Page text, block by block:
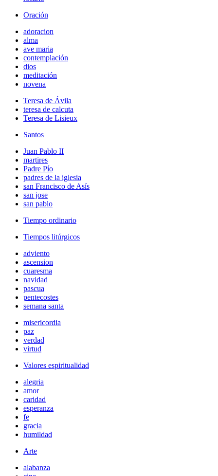
Oración
adoracion
alma
ave maria
contemplación
dios
meditación
novena
Teresa de Ávila
teresa de calcuta
Teresa de Lisieux
Santos
Juan Pablo II
martires
Padre Pío
padres de la iglesia
san Francisco de Asís
san jose
san pablo
Tiempo ordinario
Tiempos litúrgicos
adviento
ascension
cuaresma
navidad
pascua
pentecostes
semana santa
misericordia
paz
verdad
virtud
Valores espiritualidad
alegria
amor
caridad
esperanza
fe
gracia
humildad
Arte
alabanza